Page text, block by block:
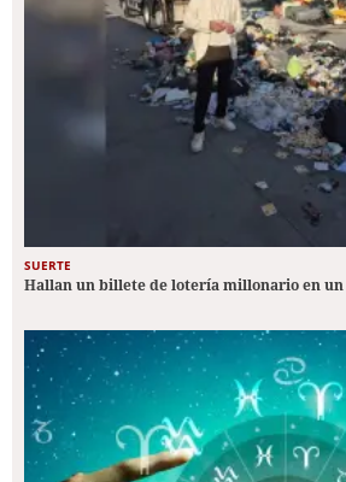
SUERTE
Hallan un billete de lotería millonario en